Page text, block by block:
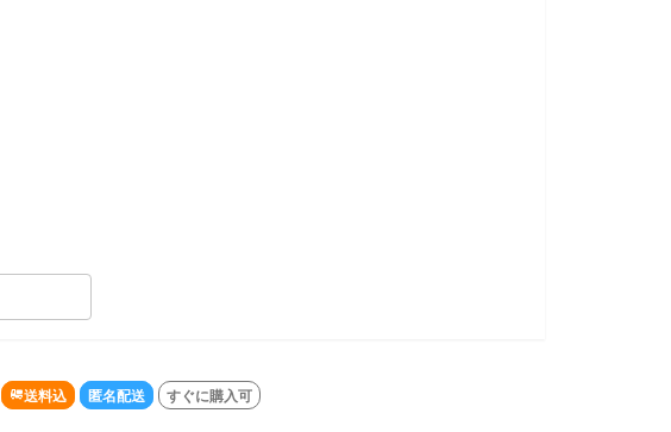
SOLD OUT
送料込 匿名配送 すぐに購入可